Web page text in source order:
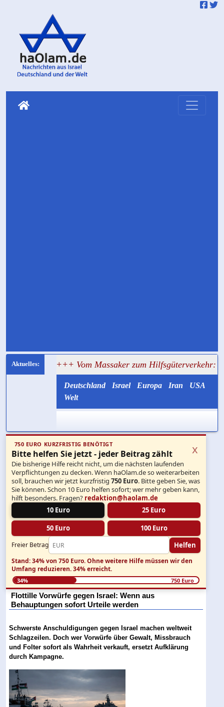
+++ Vom Massaker zum Hilfsgüterverkehr: Nukhba-
Deutschland Israel Europa Iran
USA
Welt
750 EURO KURZFRISTIG BENÖTIGT
Bitte helfen Sie jetzt - jeder Beitrag zählt
Die bisherige Hilfe reicht nicht, um die nächsten laufenden
Verpflichtungen zu decken. Wenn haOlam.de so weiterarbeiten
soll, brauchen wir jetzt kurzfristig750 Euro. Bitte geben Sie, was
Sie können. Schon 10 Euro helfen sofort; wer mehr geben kann,
hilft besonders. Fragen? redaktion@haolam.de
10 Euro
25 Euro
50 Euro 100 Euro
Freier Betrag Helfen
x
Stand: 34% von 750 Euro.Ohne weitere Hilfe müssen wir den
Umfang reduzieren.34% erreicht.
34% 750 Euro
Flottille Vorwürfe gegen Israel: Wenn aus
Behauptungen sofort Urteile werden
Schwerste Anschuldigungen gegen Israel machen weltweit
Schlagzeilen. Doch wer Vorwürfe über Gewalt, Missbrauch
und Folter sofort als Wahrheit verkauft, ersetzt Aufklärung
durch Kampagne.